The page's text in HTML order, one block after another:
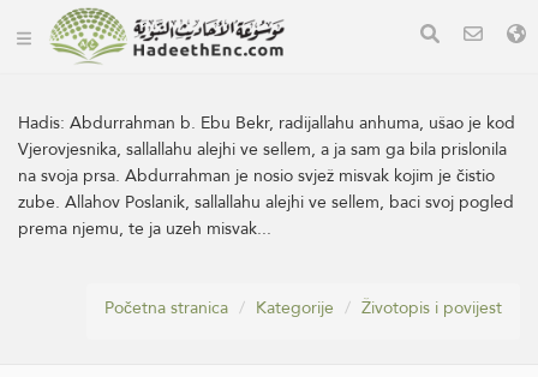
Hadis:Abdurrahman b. Ebu Bekr, radijallahu anhuma, ušao je kod
Vjerovjesnika, sallallahu alejhi ve sellem, a ja sam ga bila prislonila
na svoja prsa. Abdurrahman je nosio svjež misvak kojim je čistio
zube. Allahov Poslanik, sallallahu alejhi ve sellem, baci svoj pogled
prema njemu, te ja uzeh misvak...
Početna stranica Kategorije Životopis i povijest